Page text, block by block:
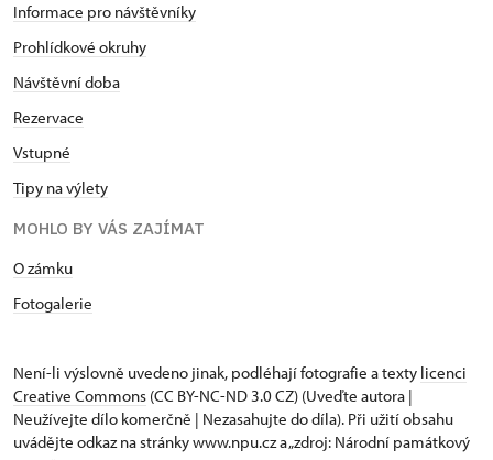
Informace pro návštěvníky
Prohlídkové okruhy
Návštěvní doba
Rezervace
Vstupné
Tipy na výlety
MOHLO BY VÁS ZAJÍMAT
O zámku
Fotogalerie
Není-li výslovně uvedeno jinak, podléhají fotografie a texty licenci
Creative Commons (CC BY-NC-ND 3.0 CZ) (Uveďte autora |
Neužívejte dílo komerčně | Nezasahujte do díla). Při užití obsahu
uvádějte odkaz na stránky www.npu.cz a „zdroj: Národní památkový